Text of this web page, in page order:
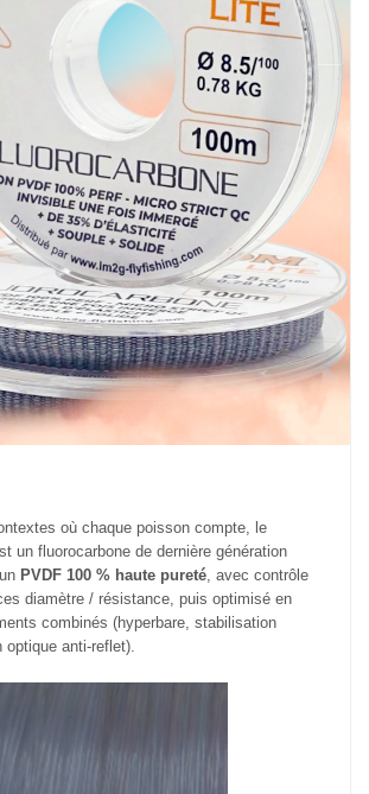
où chaque poisson compte, le
un fluorocarbone de dernière génération
PVDF 100 % haute pureté, avec contrôle
diamètre / résistance, puis optimisé en
combinés (hyperbare, stabilisation
optique anti-reflet).